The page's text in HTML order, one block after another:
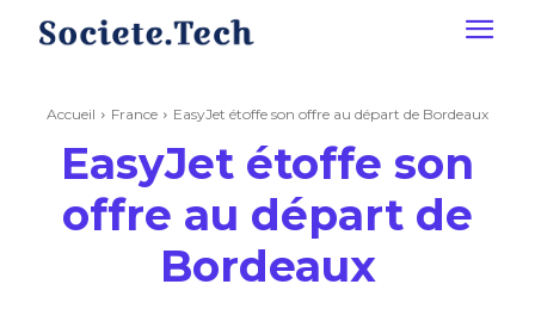
Accueil France EasyJet étoffe son offre au départ de Bordeaux
EasyJet étoffe son
offre au départ de
Bordeaux